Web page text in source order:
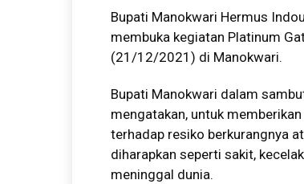
Bupati Manokwari Hermus
membuka kegiatan Platinum
(21/12/2021) di Manokwari.
Bupati Manokwari dalam
mengatakan, untuk
terhadap resiko berkurangnya
diharapkan seperti sakit,
meninggal dunia.